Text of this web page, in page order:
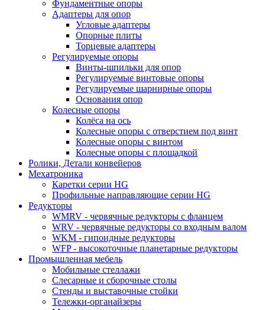
Фундаментные опоры
Адаптеры для опор
Угловые адаптеры
Опорные плиты
Торцевые адаптеры
Регулируемые опоры
Винты-шпильки для опор
Регулируемые винтовые опоры
Регулируемые шарнирные опоры
Основания опор
Колесные опоры
Колёса на ось
Колесные опоры с отверстием под винт
Колесные опоры с винтом
Колесные опоры с площадкой
Ролики, Детали конвейеров
Мехатроника
Каретки серии HG
Профильные направляющие серии HG
Редукторы
WMRV - червячные редукторы с фланцем
WRV - червячные редукторы со входным валом
WKM - гипоидные редукторы
WFP - высокоточные планетарные редукторы
Промышленная мебель
Мобильные стеллажи
Слесарные и сборочные столы
Стенды и выставочные стойки
Тележки-органайзеры